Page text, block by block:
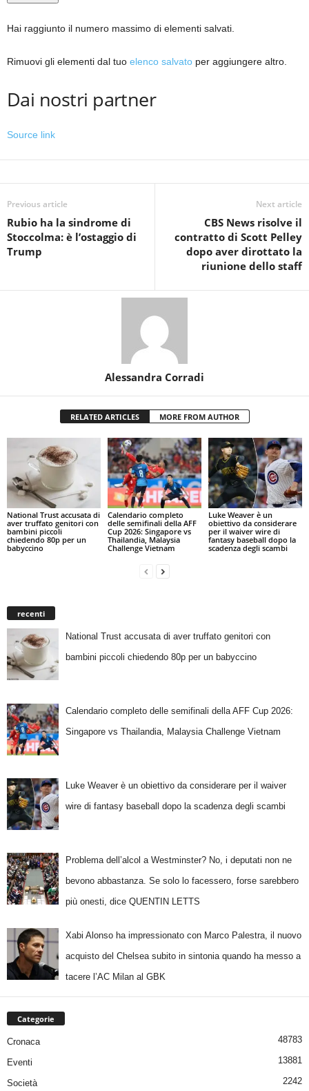
Hai raggiunto il numero massimo di elementi salvati.
Rimuovi gli elementi dal tuo elenco salvato per aggiungere altro.
Dai nostri partner
Source link
Previous article
Rubio ha la sindrome di
Stoccolma: è l’ostaggio di
Trump
Next article
CBS News risolve il
contratto di Scott Pelley
dopo aver dirottato la
riunione dello staff
Alessandra Corradi
RELATED ARTICLES MORE FROM AUTHOR
National Trust accusata di
aver truffato genitori con
bambini piccoli
chiedendo 80p per un
babyccino
Calendario completo
delle semifinali della AFF
Cup 2026: Singapore vs
Thailandia, Malaysia
Challenge Vietnam
Luke Weaver è un
obiettivo da considerare
per il waiver wire di
fantasy baseball dopo la
scadenza degli scambi
recenti
National Trust accusata di aver truffato genitori con
bambini piccoli chiedendo 80p per un babyccino
Calendario completo delle semifinali della AFF Cup 2026:
Singapore vs Thailandia, Malaysia Challenge Vietnam
Luke Weaver è un obiettivo da considerare per il waiver
wire di fantasy baseball dopo la scadenza degli scambi
Problema dell’alcol a Westminster? No, i deputati non ne
bevono abbastanza. Se solo lo facessero, forse sarebbero
più onesti, dice QUENTIN LETTS
Xabi Alonso ha impressionato con Marco Palestra, il nuovo
acquisto del Chelsea subito in sintonia quando ha messo a
tacere l’AC Milan al GBK
Categorie
Cronaca 48783
Eventi 13881
Società 2242